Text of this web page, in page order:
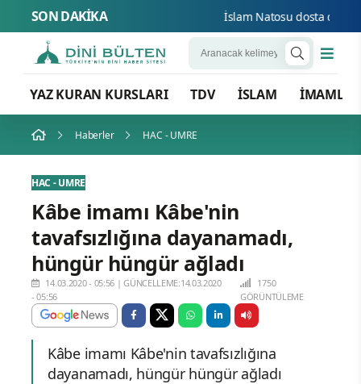
SON DAKİKA İslam Natosu dosta güven
YAZ KURAN KURSLARI TDV İSLAM İMAMLAR
Haberler HAC - UMRE
HAC - UMRE
Kâbe imamı Kâbe'nin
tavafsızlığına dayanamadı,
hüngür hüngür ağladı
14.03.2020 - 05:56 |GÜNCELLEME:14.03.2020
- 05:56
1750
GÖRÜNTÜLEME
Kâbe imamı Kâbe'nin tavafsızlığına
dayanamadı, hüngür hüngür ağladı